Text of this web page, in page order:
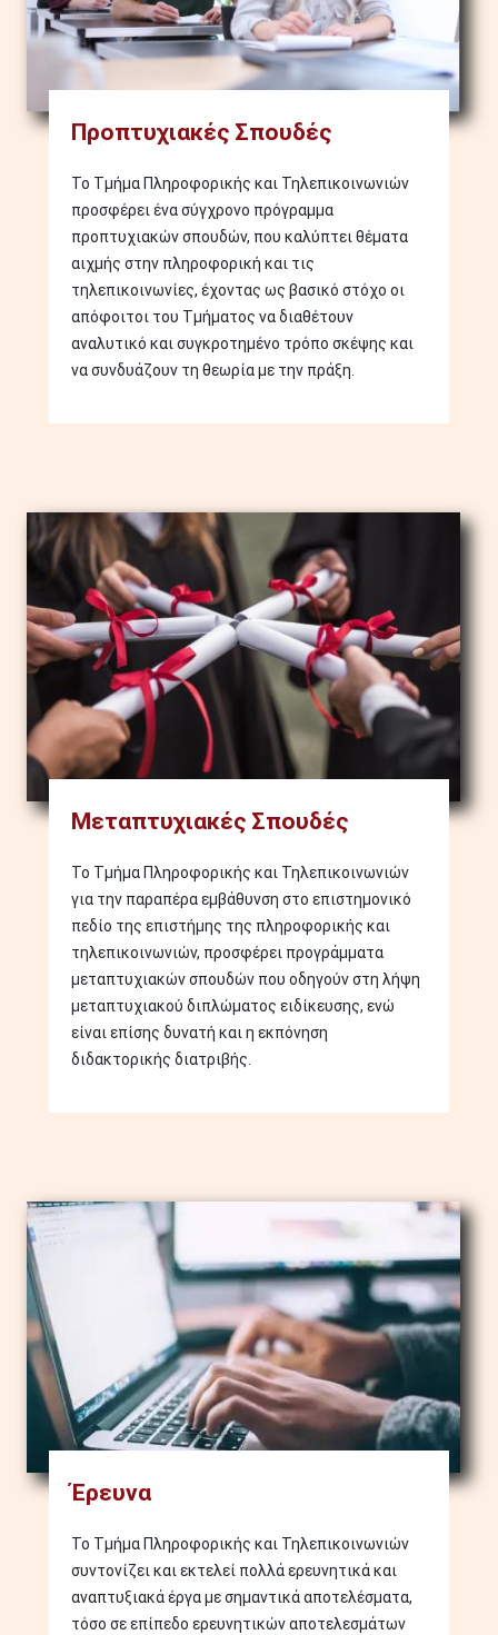
Προπτυχιακές Σπουδές
Το Τμήμα Πληροφορικής και Τηλεπικοινωνιών
προσφέρει ένα σύγχρονο πρόγραμμα
προπτυχιακών σπουδών, που καλύπτει θέματα
αιχμής στην πληροφορική και τις
τηλεπικοινωνίες, έχοντας ως βασικό στόχο οι
απόφοιτοι του Τμήματος να διαθέτουν
αναλυτικό και συγκροτημένο τρόπο σκέψης και
να συνδυάζουν τη θεωρία με την πράξη.
Image
Μεταπτυχιακές Σπουδές
Το Τμήμα Πληροφορικής και Τηλεπικοινωνιών
για την παραπέρα εμβάθυνση στο επιστημονικό
πεδίο της επιστήμης της πληροφορικής και
τηλεπικοινωνιών, προσφέρει προγράμματα
μεταπτυχιακών σπουδών που οδηγούν στη λήψη
μεταπτυχιακού διπλώματος ειδίκευσης, ενώ
είναι επίσης δυνατή και η εκπόνηση
διδακτορικής διατριβής.
Image
Έρευνα
Το Τμήμα Πληροφορικής και Τηλεπικοινωνιών
συντονίζει και εκτελεί πολλά ερευνητικά και
αναπτυξιακά έργα με σημαντικά αποτελέσματα,
τόσο σε επίπεδο ερευνητικών αποτελεσμάτων